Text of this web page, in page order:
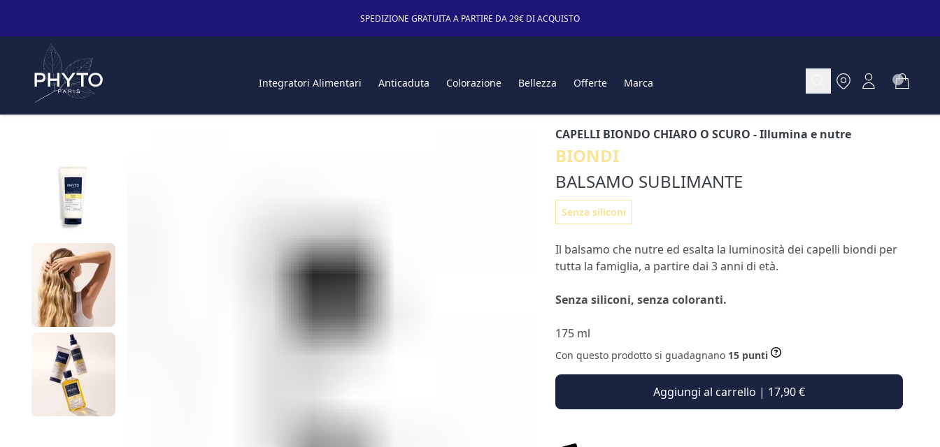
SPEDIZIONE GRATUITA A PARTIRE DA 29€ DI ACQUISTO
Integratori Alimentari Anticaduta Colorazione Bellezza Offerte Marca
CAPELLI BIONDO CHIARO O SCURO - Illumina e nutre
BIONDI
BALSAMO SUBLIMANTE
Senza siliconi
Il balsamo che nutre ed esalta la luminosità dei capelli biondi per
tutta la famiglia, a partire dai 3 anni di età.
Senza siliconi, senza coloranti.
175 ml
Con questo prodotto si guadagnano 15 punti
Aggiungi al carrello | 17,90 €